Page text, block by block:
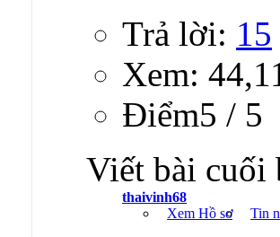
Trả lời: 15
Xem:
Ðiểm5 / 5
Viết bài cuối
thaivinh68
Xem Hồ sơ
Tin